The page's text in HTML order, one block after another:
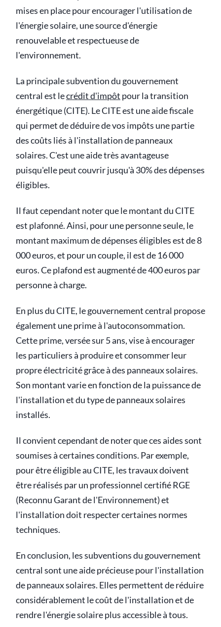
mises en place pour encourager l'utilisation de
l'énergie solaire, une source d'énergie
renouvelable et respectueuse de
l'environnement.
La principale subvention du gouvernement
central est lecrédit d'impôt pour la transition
énergétique (CITE). Le CITE est une aide fiscale
qui permet de déduire de vos impôts une partie
des coûts liés à l'installation de panneaux
solaires. C'est une aide très avantageuse
puisqu'elle peut couvrir jusqu'à 30% des dépenses
éligibles.
Il faut cependant noter que le montant du CITE
est plafonné. Ainsi, pour une personne seule, le
montant maximum de dépenses éligibles est de 8
000 euros, et pour un couple, il est de 16 000
euros. Ce plafond est augmenté de 400 euros par
personne à charge.
En plus du CITE, le gouvernement central propose
également une prime à l'autoconsommation.
Cette prime, versée sur 5 ans, vise à encourager
les particuliers à produire et consommer leur
propre électricité grâce à des panneaux solaires.
Son montant varie en fonction de la puissance de
l'installation et du type de panneaux solaires
installés.
Il convient cependant de noter que ces aides sont
soumises à certaines conditions. Par exemple,
pour être éligible au CITE, les travaux doivent
être réalisés par un professionnel certifié RGE
(Reconnu Garant de l'Environnement) et
l'installation doit respecter certaines normes
techniques.
En conclusion, les subventions du gouvernement
central sont une aide précieuse pour l'installation
de panneaux solaires. Elles permettent de réduire
considérablement le coût de l'installation et de
rendre l'énergie solaire plus accessible à tous.